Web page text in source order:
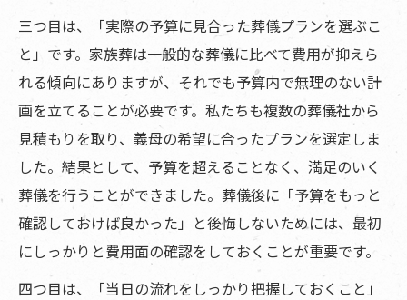
三つ目は、「実際の予算に見合った葬儀プランを選ぶこ
と」です。家族葬は一般的な葬儀に比べて費用が抑えら
れる傾向にありますが、それでも予算内で無理のない計
画を立てることが必要です。私たちも複数の葬儀社から
見積もりを取り、義母の希望に合ったプランを選定しま
した。結果として、予算を超えることなく、満足のいく
葬儀を行うことができました。葬儀後に「予算をもっと
確認しておけば良かった」と後悔しないためには、最初
にしっかりと費用面の確認をしておくことが重要です。
四つ目は、「当日の流れをしっかり把握しておくこと」